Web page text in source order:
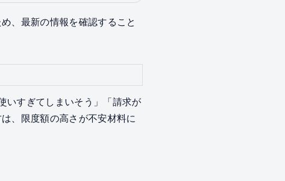
、最新の情報を確認すること
いすぎてしまいそう」「請求が
、限度額の高さが不安材料に